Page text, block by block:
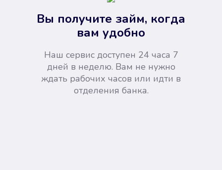
Вы получите займ, когда
вам удобно
Наш сервис доступен 24 часа 7
дней в неделю. Вам не нужно
ждать рабочих часов или идти в
отделения банка.